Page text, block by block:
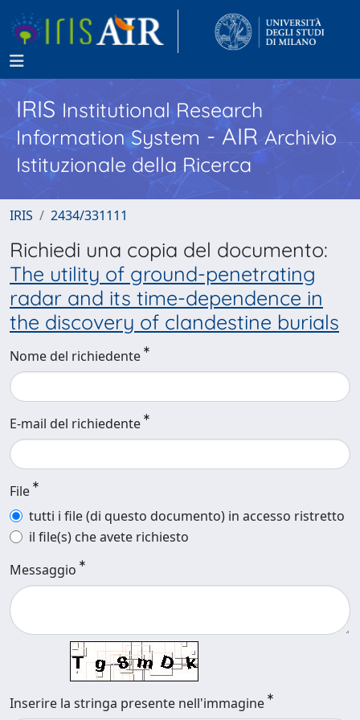
IRISInstitutional Research
Information System - AIR Archivio
Istituzionale della Ricerca
IRIS 2434/331111
Richiedi una copia del documento:
The utility of ground-penetrating
radar and its time-dependence in
the discovery of clandestine burials
Nome del richiedente
E-mail del richiedente
File
tutti i file (di questo documento) in accesso ristretto
il file(s) che avete richiesto
Messaggio
Inserire la stringa presente nell'immagine